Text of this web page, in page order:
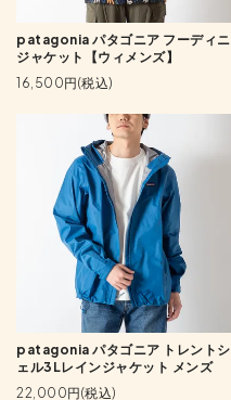
patagonia パタゴニア フーディニ
ジャケット【ウィメンズ】
16,500円(税込)
patagonia パタゴニア トレントシ
ェル3Lレインジャケット メンズ
22,000円(税込)